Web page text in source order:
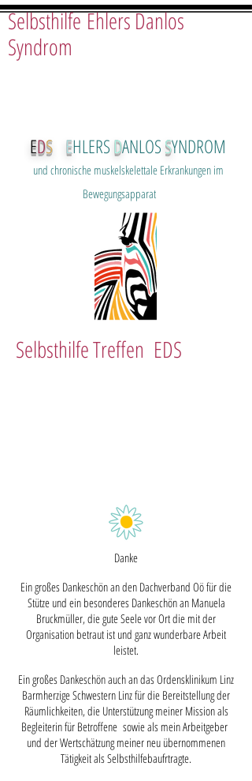
Selbsthilfe Ehlers Danlos
Syndrom
EDS EHLERSDANLOSSYNDROM
und chronische muskelskelettale Erkrankungen im
Bewegungsapparat
Selbsthilfe Treffen EDS
Danke
Ein großes Dankeschön an den Dachverband Oö für die
Stütze und ein besonderes Dankeschön an Manuela
Bruckmüller, die gute Seele vor Ort die mit der
Organisation betraut ist und ganz wunderbare Arbeit
leistet.
Ein großes Dankeschön auch an das Ordensklinikum Linz
Barmherzige Schwestern Linz für die Bereitstellung der
Räumlichkeiten, die Unterstützung meiner Mission als
Begleiterin für Betroffene sowie als mein Arbeitgeber
und der Wertschätzung meiner neu übernommenen
Tätigkeit als Selbsthilfebaufrtragte.